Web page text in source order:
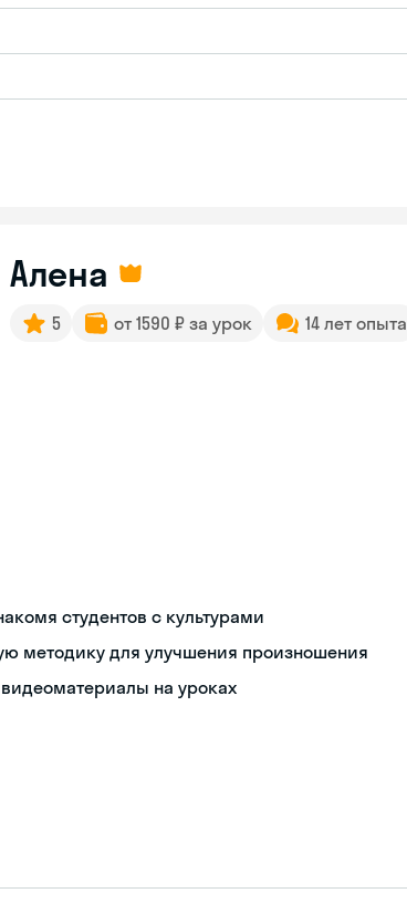
Алена
5 от 1590 ₽ за урок 14 лет опыта
студентов с культурами
методику для улучшения произношения
на уроках